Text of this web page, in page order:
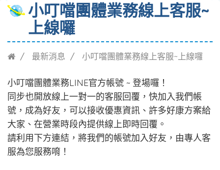
小叮噹團體業務線上客服~
上線囉
最新消息 小叮噹團體業務線上客服~上線囉
小叮噹團體業務LINE官方帳號 ~ 登場囉！
同步也開放線上一對一的客服回覆，快加入我們帳
號，成為好友，可以接收優惠資訊、許多好康方案給
大家、在營業時段內提供線上即時回覆。
請利用下方連結，將我們的帳號加入好友，由專人客
服為您服務唷！